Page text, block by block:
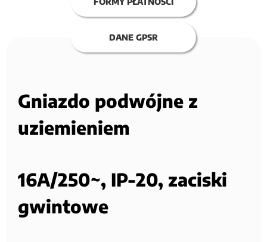
DANE GPSR
Gniazdo podwójne z
uziemieniem
16A/250~, IP-20, zaciski
gwintowe